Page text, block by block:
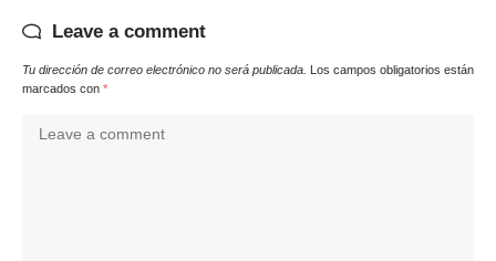
Leave a comment
Tu dirección de correo electrónico no será publicada. Los campos obligatorios están
marcados con *